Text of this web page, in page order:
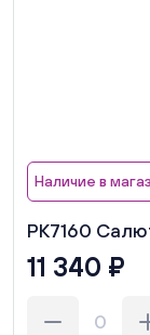
Наличие в
РК7160
11 340 ₽